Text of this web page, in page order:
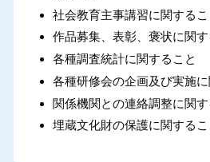
社会教育主事講習に関するこ
作品募集、表彰、褒状に関す
各種調査統計に関すること
各種研修会の企画及び実施
関係機関との連絡調整に関す
埋蔵文化財の保護に関するこ